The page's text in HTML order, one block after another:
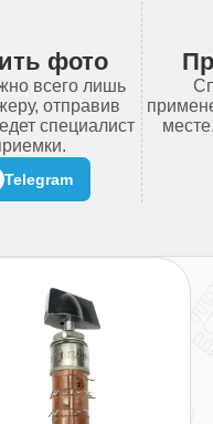
фото
всего лишь
отправив
специалист
Telegram